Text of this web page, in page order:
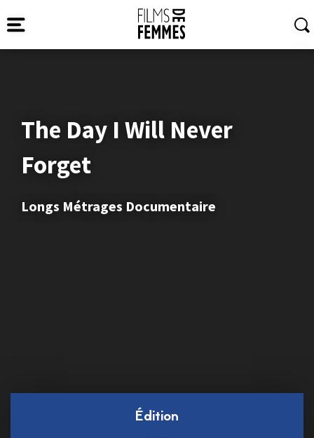
The Day I Will Never
Forget
Longs Métrages Documentaire
Édition